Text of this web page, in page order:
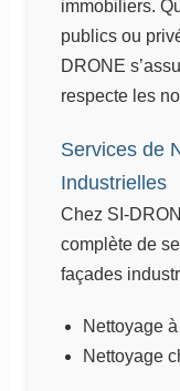
immobiliers.
publics ou
DRONE
respecte les
Services de
Industrielles
Chez SI-
complète de
façades
Nettoyage
Nettoyage